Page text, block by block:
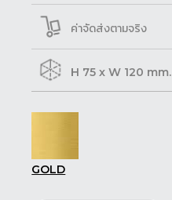
ค่าจัดส่งตามจริง
H 75 x W 120 mm.
GOLD